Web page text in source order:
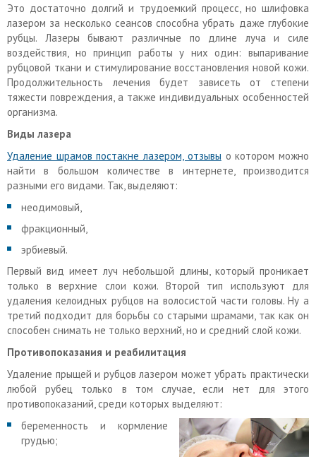
Это достаточно долгий и трудоемкий процесс, но шлифовка
лазером за несколько сеансов способна убрать даже глубокие
рубцы. Лазеры бывают различные по длине луча и силе
воздействия, но принцип работы у них один: выпаривание
рубцовой ткани и стимулирование восстановления новой кожи.
Продолжительность лечения будет зависеть от степени
тяжести повреждения, а также индивидуальных особенностей
организма.
Виды лазера
Удаление шрамов постакне лазером, отзывы о котором можно
найти в большом количестве в интернете, производится
разными его видами. Так, выделяют:
неодимовый,
фракционный,
эрбиевый.
Первый вид имеет луч небольшой длины, который проникает
только в верхние слои кожи. Второй тип используют для
удаления келоидных рубцов на волосистой части головы. Ну а
третий подходит для борьбы со старыми шрамами, так как он
способен снимать не только верхний, но и средний слой кожи.
Противопоказания и реабилитация
Удаление прыщей и рубцов лазером может убрать практически
любой рубец только в том случае, если нет для этого
противопоказаний, среди которых выделяют:
беременность и кормление
грудью;